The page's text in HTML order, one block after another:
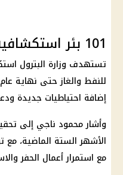
101 بئر استكشافية حتى نهاية 2026
إضافة احتياطيات جديدة
وأشار محمود ناجي إلى
الأشهر الستة الماضية، مع
مع استمرار أعمال الحفر